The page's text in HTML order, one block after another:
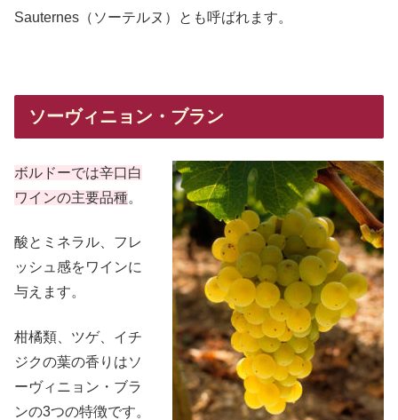
Sauternes（ソーテルヌ）とも呼ばれます。
ソーヴィニョン・ブラン
ボルドーでは辛口白
ワインの主要品種。
酸とミネラル、フレ
ッシュ感をワインに
与えます。
柑橘類、ツゲ、イチ
ジクの葉の香りはソ
ーヴィニョン・ブラ
ンの3つの特徴です。